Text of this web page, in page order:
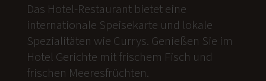
Das Hotel-Restaurant bietet eine
internationale Speisekarte und lokale
Spezialitäten wie Currys. Genießen Sie im
Hotel Gerichte mit frischem Fisch und
frischen Meeresfrüchten.